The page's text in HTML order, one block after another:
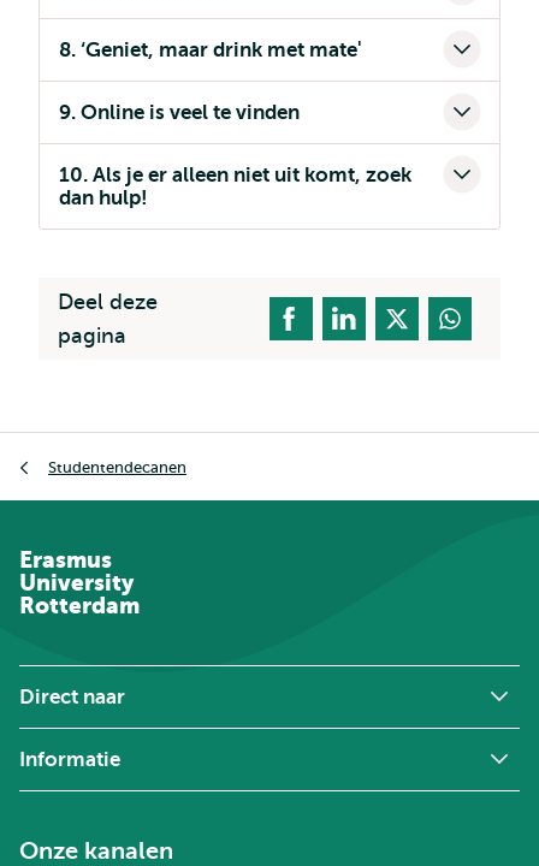
8. ‘Geniet, maar drink met mate'
9. Online is veel te vinden
10. Als je er alleen niet uit komt, zoek
dan hulp!
Deel deze
pagina
Studentendecanen
Erasmus
University
Rotterdam
Direct naar
Informatie
Onze kanalen